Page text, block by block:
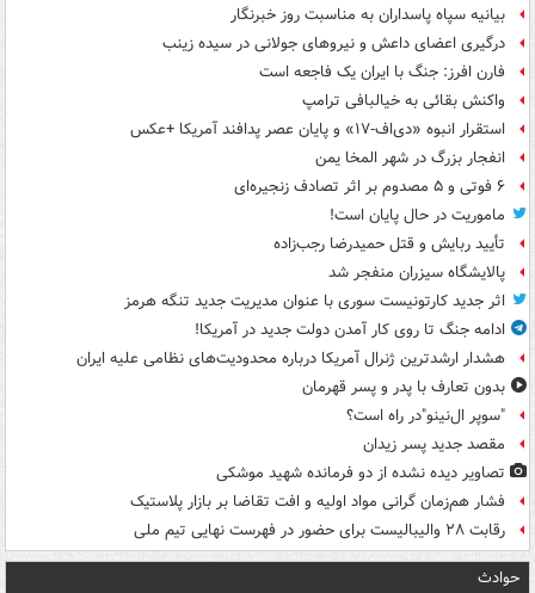
بیانیه سپاه پاسداران به مناسبت روز خبرنگار
درگیری اعضای داعش و نیروهای جولانی در سیده زینب
فارن افرز: جنگ با ایران یک فاجعه است
واکنش بقائی به خیالبافی ترامپ
استقرار انبوه «دی‌اف‑۱۷» و پایان عصر پدافند آمریکا +عکس
انفجار بزرگ در شهر المخا یمن
۶ فوتی و ۵ مصدوم بر اثر تصادف زنجیره‌ای
ماموریت در حال پایان است!
تأیید ربایش و قتل حمیدرضا رجب‌زاده
پالایشگاه سیزران منفجر شد
اثر جدید کارتونیست سوری با عنوان مدیریت جدید تنگه هرمز
ادامه جنگ تا روی کار آمدن دولت جدید در آمریکا!
هشدار ارشدترین ژنرال آمریکا درباره محدودیت‌های نظامی علیه ایران
بدون تعارف با پدر و پسر قهرمان
"سوپر ال‌نینو"در راه است؟
مقصد جدید پسر زیدان
تصاویر دیده‌ نشده از دو فرمانده شهید موشکی
فشار هم‌زمان گرانی مواد اولیه و افت تقاضا بر بازار پلاستیک
رقابت ۲۸ والیبالیست برای حضور در فهرست نهایی تیم ملی
حوادث